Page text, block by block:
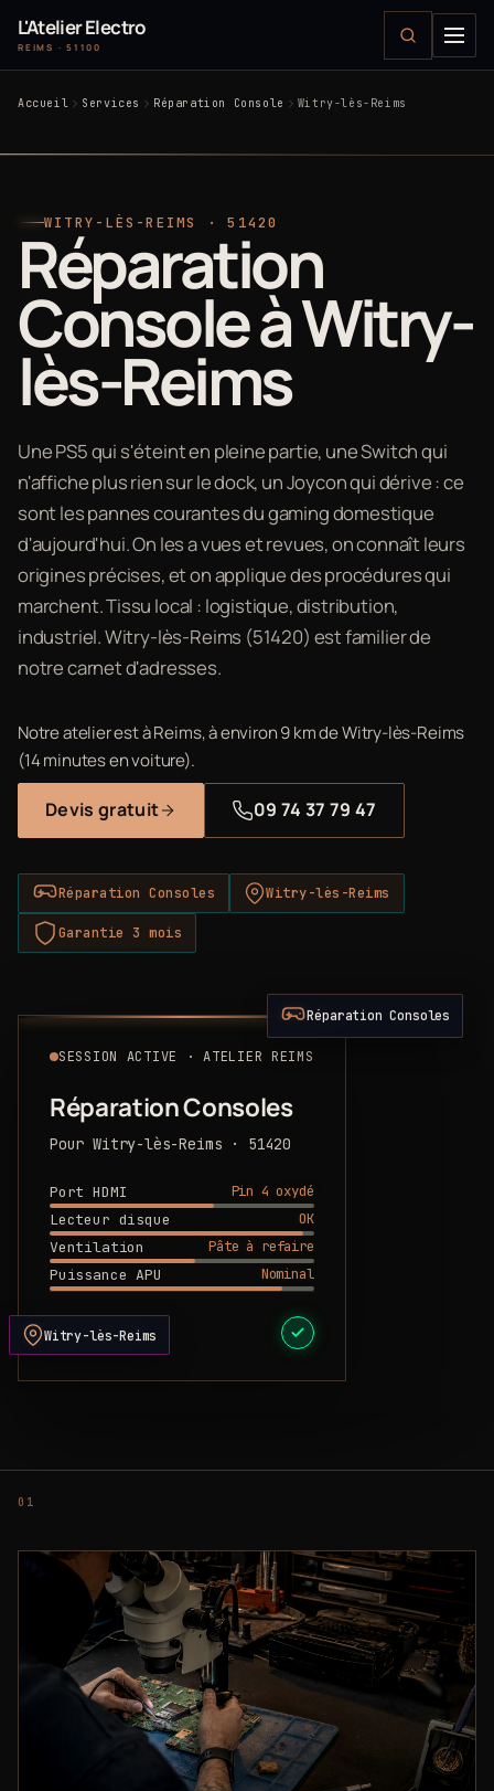
L'Atelier Electro
REIMS · 51100
Accueil Services Réparation Console Witry-lès-Reims
WITRY-LÈS-REIMS · 51420
Réparation
Console à Witry-
lès-Reims
Une PS5 qui s'éteint en pleine partie, une Switch qui
n'affiche plus rien sur le dock, un Joycon qui dérive : ce
sont les pannes courantes du gaming domestique
d'aujourd'hui. On les a vues et revues, on connaît leurs
origines précises, et on applique des procédures qui
marchent. Tissu local : logistique, distribution,
industriel. Witry-lès-Reims (51420) est familier de
notre carnet d'adresses.
Notre atelier est à Reims, à environ 9 km de Witry-lès-Reims
(14 minutes en voiture).
Devis gratuit 09 74 37 79 47
Réparation Consoles Witry-lès-Reims
Garantie 3 mois
SESSION ACTIVE · ATELIER REIMS
Réparation Consoles
Pour Witry-lès-Reims · 51420
Port HDMI
Pin 4 oxydé
Lecteur disque
OK
Ventilation
Pâte à refaire
Puissance APU
Nominal
DEVIS PRÊT
Réparation Consoles
Witry-lès-Reims